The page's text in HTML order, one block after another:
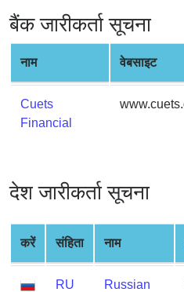
Generator
Random
Credit
Card
Generator
Generate
from
BIN
Credit
Card
Checker
Service
बैंक जारीकर्ता सूचना
नाम वेबसाइट
Cuets
Financial
देश जारीकर्ता सूचना
करें संहिता नाम
RU
Russian